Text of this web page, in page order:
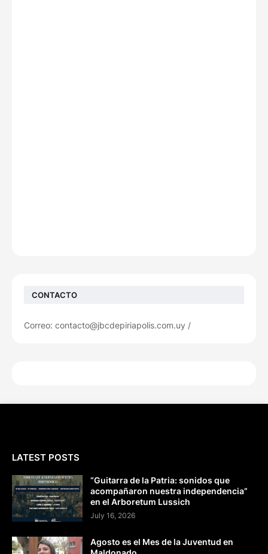
CONTACTO
Correo: contacto@jbcdepiriapolis.com.uy /
LATEST POSTS
“Guitarra de la Patria: sonidos que
acompañaron nuestra independencia”
en el Arboretum Lussich
July 16, 2026
Agosto es el Mes de la Juventud en